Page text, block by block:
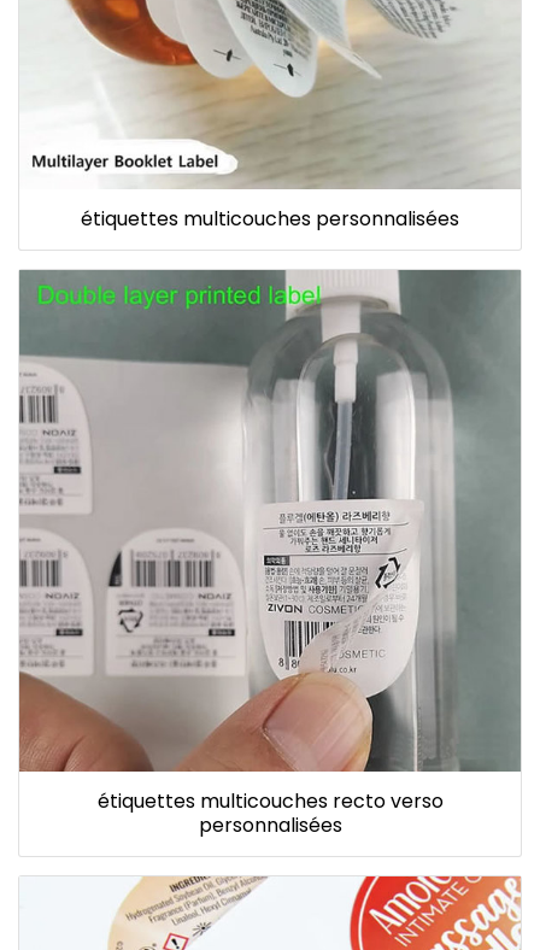
étiquettes multicouches personnalisées
étiquettes multicouches recto verso
personnalisées